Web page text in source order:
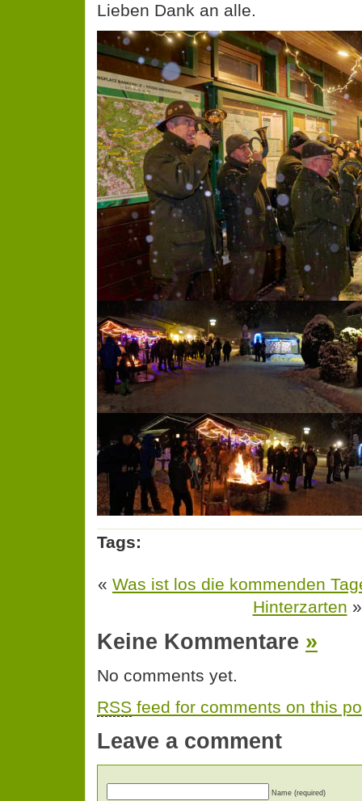
Lieben Dank an alle.
Tags:
« Was ist los die kommenden
Hinterzarten »
Keine Kommentare »
No comments yet.
RSS feed for comments on this
Leave a comment
Name (required)